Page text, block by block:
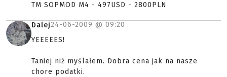
TM SOPMOD M4 - 497USD - 2800PLN
Dalej24-06-2009 @ 09:20
YEEEEES!
Taniej niż myślałem. Dobra cena jak na nasze
chore podatki.